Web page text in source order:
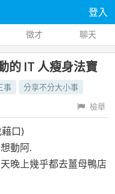
登入
徵才 聊天
的 IT 人瘦身法寶
事
分享不分大小事
檢舉
口)
動阿.
晚上幾乎都去薑母鴨店